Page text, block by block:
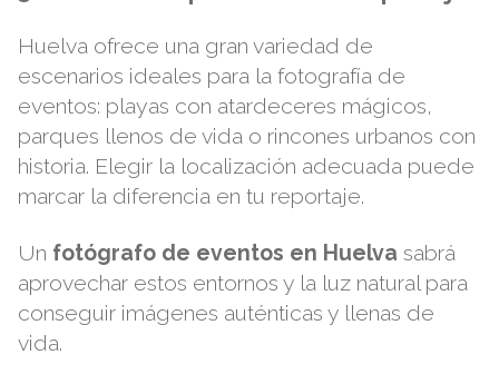
Huelva ofrece una gran variedad de
escenarios ideales para la fotografía de
eventos: playas con atardeceres mágicos,
parques llenos de vida o rincones urbanos con
historia. Elegir la localización adecuada puede
marcar la diferencia en tu reportaje.
Un fotógrafo de eventos en Huelva sabrá
aprovechar estos entornos y la luz natural para
conseguir imágenes auténticas y llenas de
vida.